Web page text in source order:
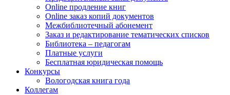
Online продление книг
Online заказ копий документов
Межбиблиотечный абонемент
Заказ и редактирование тематических списков
Библиотека – педагогам
Платные услуги
Бесплатная юридическая помощь
Конкурсы
Вологодская книга года
Коллегам